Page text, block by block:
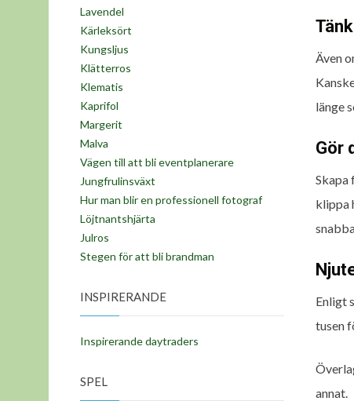
Även
länge
Gör
Skapa
klippa
Enligt
tusen
annat.
Lavendel
Kärleksört
Kungsljus
Klätterros
Klematis
Kaprifol
Margerit
Malva
Vägen till att bli eventplanerare
Jungfrulinsväxt
Hur man blir en professionell fotograf
Löjtnantshjärta
Julros
Stegen för att bli brandman
INSPIRERANDE
Inspirerande daytraders
SPEL